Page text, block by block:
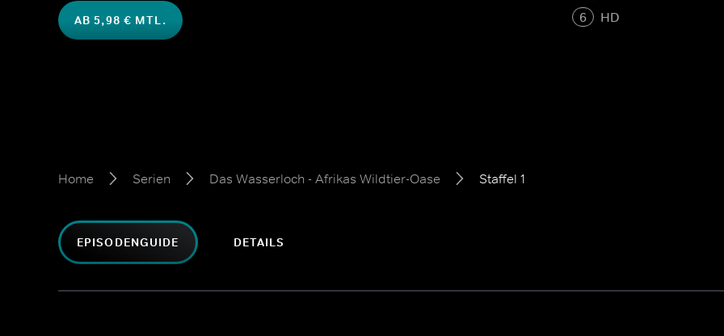
AB 5,98 € MTL.
6
HD
Home Serien Das Wasserloch - Afrikas Wildtier-Oase Staffel 1
EPISODENGUIDE DETAILS